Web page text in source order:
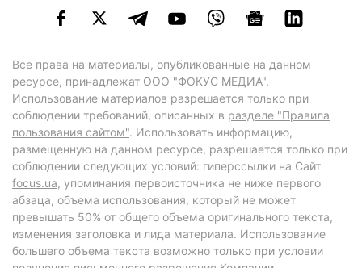
Все права на материалы, опубликованные на данном
ресурсе, принадлежат ООО "ФОКУС МЕДИА".
Использование материалов разрешается только при
соблюдении требований, описанных в разделе "Правила
пользования сайтом". Использовать информацию,
размещенную на данном ресурсе, разрешается только при
соблюдении следующих условий: гиперссылки на Сайт
focus.ua, упоминания первоисточника не ниже первого
абзаца, объема использования, который не может
превышать 50% от общего объема оригинального текста,
изменения заголовка и лида материала. Использование
большего объема текста возможно только при условии